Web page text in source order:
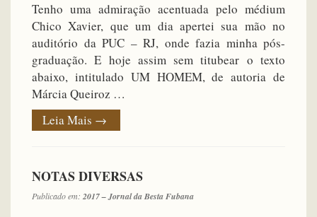
Tenho uma admiração acentuada pelo médium
Chico Xavier, que um dia apertei sua mão no
auditório da PUC – RJ, onde fazia minha pós-
graduação. E hoje assim sem titubear o texto
abaixo, intitulado UM HOMEM, de autoria de
Márcia Queiroz …
Leia Mais →
NOTAS DIVERSAS
Publicado em: 2017 – Jornal da Besta Fubana